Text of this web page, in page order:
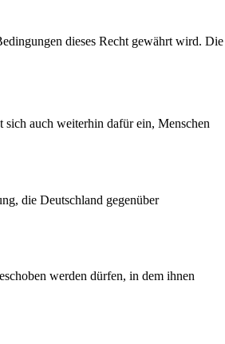
dieses Recht gewährt wird. Die
auch weiterhin dafür ein, Menschen
die Deutschland gegenüber
werden dürfen, in dem ihnen